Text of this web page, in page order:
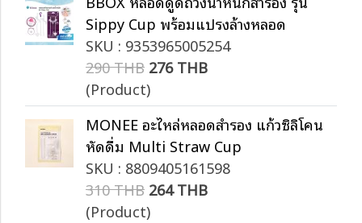
Sippy Cup พร้อมแปรงล้างหลอด
SKU : 9353965005254
290 THB 276 THB
(Product)
MONEE อะไหล่หลอดสำรอง แก้วซิลิโคน
หัดดื่ม Multi Straw Cup
SKU : 8809405161598
310 THB 264 THB
(Product)